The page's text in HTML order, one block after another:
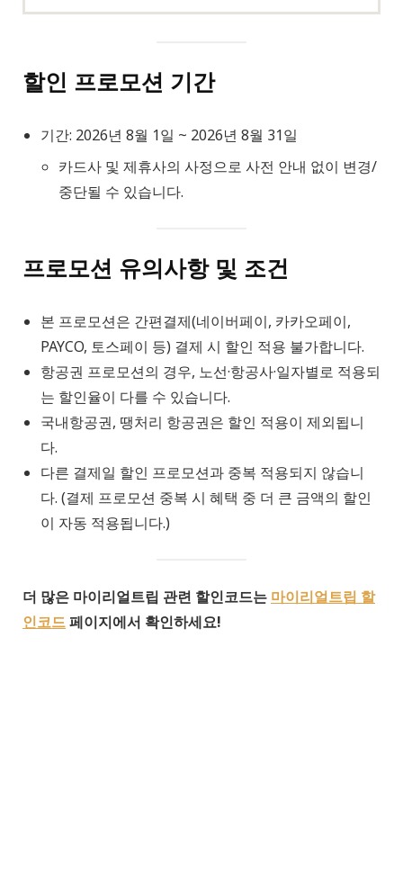
할인 프로모션 기간
기간: 2026년 8월 1일 ~ 2026년 8월 31일
카드사 및 제휴사의 사정으로 사전 안내 없이 변경/
중단될 수 있습니다.
프로모션 유의사항 및 조건
본 프로모션은 간편결제(네이버페이, 카카오페이,
PAYCO, 토스페이 등) 결제 시 할인 적용 불가합니다.
항공권 프로모션의 경우, 노선·항공사·일자별로 적용되
는 할인율이 다를 수 있습니다.
국내항공권, 땡처리 항공권은 할인 적용이 제외됩니
다.
다른 결제일 할인 프로모션과 중복 적용되지 않습니
다. (결제 프로모션 중복 시 혜택 중 더 큰 금액의 할인
이 자동 적용됩니다.)
더 많은 마이리얼트립 관련 할인코드는 마이리얼트립 할
인코드페이지에서 확인하세요!